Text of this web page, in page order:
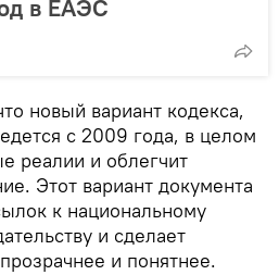
в ЕАЭС
новый вариант кодекса,
с 2009 года, в целом
реалии и облегчит
Этот вариант документа
к национальному
и сделает
и понятнее.